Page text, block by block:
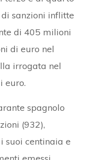
sanzioni inflitte
di 405 milioni
di euro nel
irrogata nel
euro.
spagnolo
(932),
suoi centinaia e